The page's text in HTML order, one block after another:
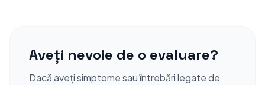
Aveți nevoie de o evaluare?
Dacă aveți simptome sau întrebări legate de